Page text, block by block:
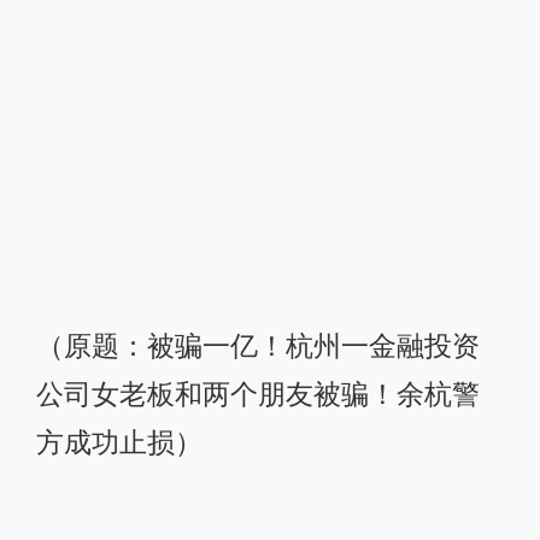
（原题：被骗一亿！杭州一金融投资
公司女老板和两个朋友被骗！余杭警
方成功止损）